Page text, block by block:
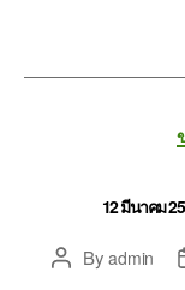
12 มีนาคม
Byadmin